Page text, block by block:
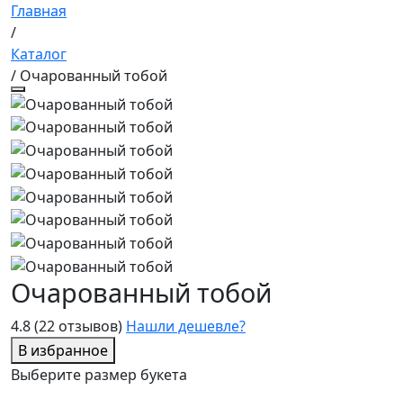
Главная
/
Каталог
/ Очарованный тобой
4.8(22 отзывов) Нашли дешевле?
В избранное
Очарованный тобой
Выберите размер букета